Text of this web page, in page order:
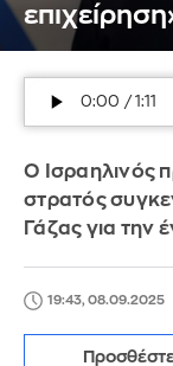
Ο Ισραηλινός
στρατός
Γάζας για την
19:43, 08.09.2025